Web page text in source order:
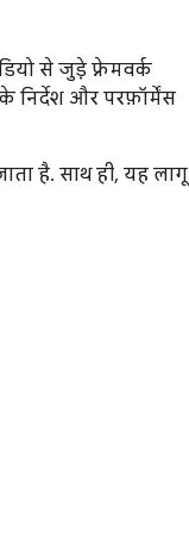
से जुड़े फ़्रेमवर्क
निर्देश और परफ़ॉर्मेंस
है. साथ ही, यह लागू